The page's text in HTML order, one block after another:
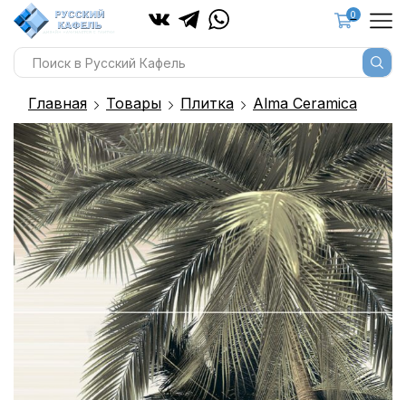
0
Главная Товары Плитка Alma Ceramica